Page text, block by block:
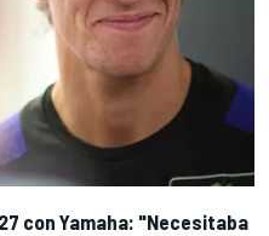
con Yamaha: "Necesitaba